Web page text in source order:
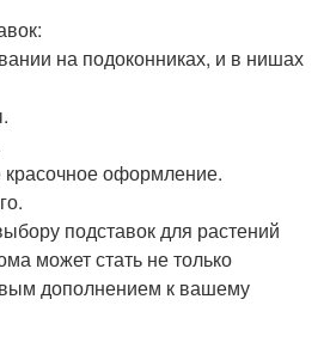
на подоконниках, и в нишах
оформление.
подставок для растений
может стать не только
дополнением к вашему